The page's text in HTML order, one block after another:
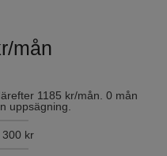
mån
1185 kr/mån. 0 mån
uppsägning.
300 kr